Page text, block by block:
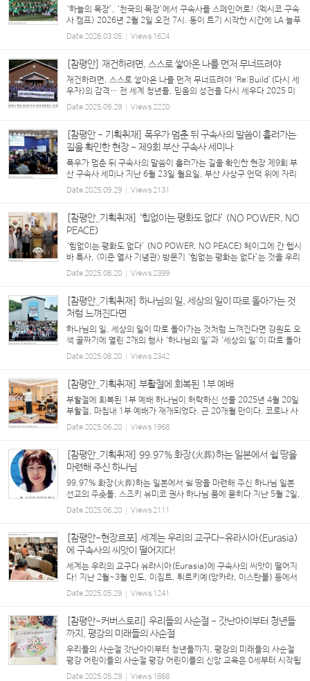
‘하늘의 목장’, ‘천국의 목장’에서 구속사를 스페인어로! <멕시코 구속
사 캠프> 2026년 2월 2일 오전 7시. 동이 트기 시작한 시간에 LA 늘푸
른동산 교회에서는 멕시코 구속사 캠프의 강사들과 봉사자들이 쏟아질
듯한 짐을 교회 밴에 싣고 출발...
Date2026.03.05 Views 1624
[참평안] 재건하려면, 스스로 쌓아온 나를 먼저 무너뜨려야
재건하려면, 스스로 쌓아온 나를 먼저 무너뜨려야 ‘Re:Build’(다시 세
우자)의 감격… 전 세계 청년들, 믿음의 성전을 다시 세우다 2025 미
국 호라 컨퍼런스, 애틀랜타에서 뜨거운 은혜로 마무리 2025년 7월 2
~5일, 미국 조지아주 애틀랜타에서는...
Date2025.09.29 Views2220
[참평안 - 기획취재] 폭우가 멈춘 뒤 구속사의 말씀이 흘러가는
길을 확인한 현장 - 제9회 부산 구속사 세미나
폭우가 멈춘 뒤 구속사의 말씀이 흘러가는 길을 확인한 현장 제9회 부
산 구속사 세미나 지난 6월 23일 월요일, 부산 사상구 언덕 위에 자리
한 붉은 벽돌의 은혜교회로 목회자들이 모여들었다. 장마가 시작되며
폭우가 예보됐지만, 세미나가 열린 ...
Date2025.09.29 Views2131
[참평안_기획취재] ‘힘없이는 평화도 없다’ (NO POWER, NO
PEACE)
‘힘없이는 평화도 없다’ (NO POWER, NO PEACE) 헤이그에 간 헵시
바 특사, <이준 열사 기념관> 방문기 ‘힘없는 평화는 없다’는 것을 우리
역사를 통해 가장 분명하게 보여 준 사례 가운데 하나로 1907년 네덜
란드 헤이그에서 열린 ‘제2차 만국평화...
Date2025.08.20 Views2399
[참평안_기획취재] 하나님의 일, 세상의 일이 따로 돌아가는 것
처럼 느껴진다면
하나님의 일, 세상의 일이 따로 돌아가는 것처럼 느껴진다면 강원도 오
색 골짜기에 열린 2개의 행사 ‘하나님의 일’과 ‘세상의 일’이 따로 돌아
가는 것처럼 느껴질 때가 많다. 세상사가 이해되지 않을 때, 하나님은
세상 일에는 선별적으로만 관여...
Date2025.08.20 Views2342
[참평안_기획취재] 부활절에 회복된 1부 예배
부활절에 회복된 1부 예배 하나님이 허락하신 선물 2025년 4월 20일
부활절, 마침내 1부 예배가 재개되었다. 근 20개월 만이다. 코로나 사
태로 일시 멈추었다가 회복되었으나 교회의 사정으로 다시 중단됐었
다. 주일 출근을 해야 해서, 지방으...
Date2025.06.20 Views 1968
[참평안_기획취재] 99.97% 화장(火葬)하는 일본에서 쉴 땅을
마련해 주신 하나님
99.97% 화장(火葬)하는 일본에서 쉴 땅을 마련해 주신 하나님 일본
선교의 주춧돌, 스즈키 유미코 권사 하나님 품에 묻히다 지난 5월 2일,
일본 홋카이도 요이치에서 강태진 목사(도쿄 사이타마 은총 그리스도
교회)의 집례 하에 스즈키 유미코 권사의 ...
Date2025.06.20 Views2111
[참평안-현장르포] 세계는 우리의 교구다-유라시아(Eurasia)
에 구속사의 씨앗이 떨어지다!
세계는 우리의 교구다 유라시아(Eurasia)에 구속사의 씨앗이 떨어지
다! 지난 2월~3월 인도, 이집트, 튀르키예(앙카라, 이스탄불) 등에서
잇따라 <구속사 세미나>가 열렸다. 우선 튀르키예 구속사 세미나는 20
24년도 이스탄불(Istanbul)을 시작으로 서부...
Date2025.05.29 Views 1241
[참평안-커버스토리] 우리들의 사순절 - 갓난아이부터 청년들
까지, 평강의 미래들의 사순절
우리들의 사순절 갓난아이부터 청년들까지, 평강의 미래들의 사순절
평강 어린이들의 사순절 평강 어린이들의 신앙 교육은 0세부터 시작됩
니다. 사무엘 교회학교는 어린이들의 성장 발달에 맞춘 세밀한 신앙 교
Date2025.05.29 Views 1868